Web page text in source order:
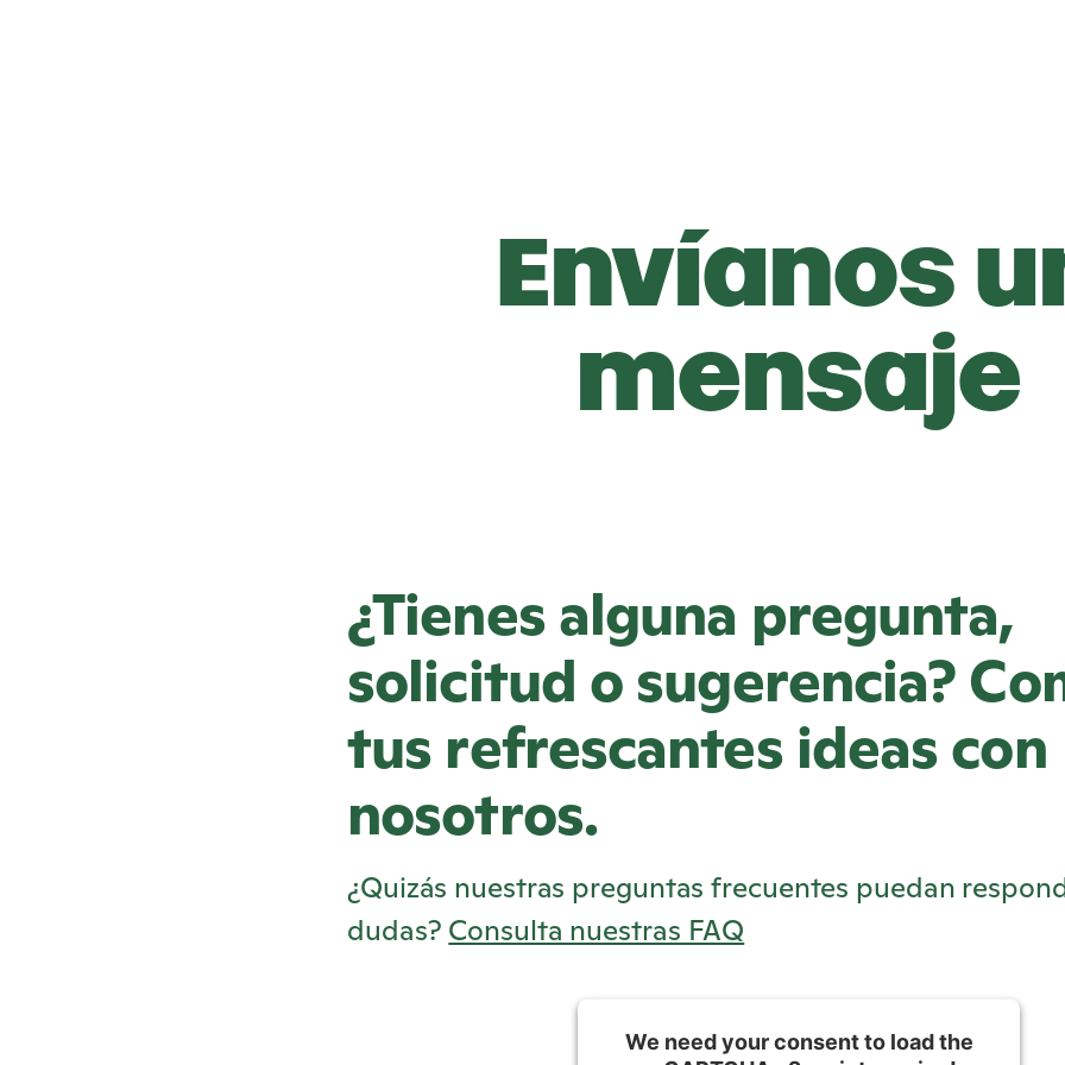
Envíanos
mensaje
¿Tienes alguna pregunta,
solicitud o sugerencia?
tus refrescantes ideas con
nosotros.
¿Quizás nuestras preguntas frecuentes puedan
dudas? Consulta nuestras FAQ
We need your consent to load the